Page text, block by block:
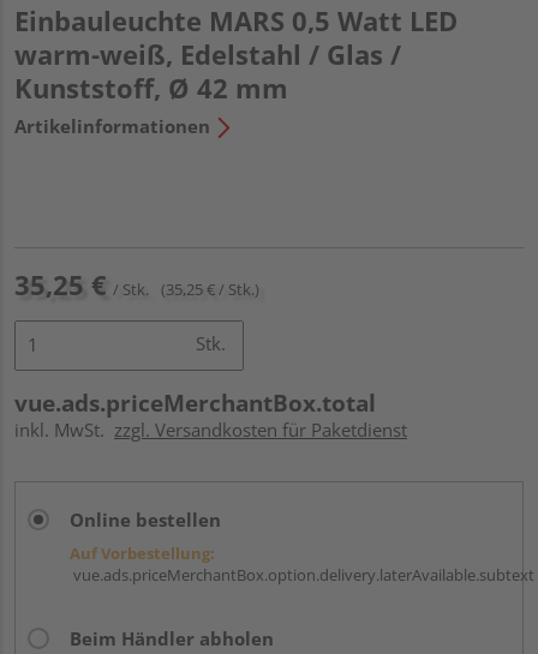
Einbauleuchte MARS 0,5 Watt LED
warm-weiß, Edelstahl / Glas /
Kunststoff, Ø 42 mm
Artikelinformationen
35,25 € / Stk. (35,25 € / Stk.)
Stk.
vue.ads.priceMerchantBox.total
inkl. MwSt. zzgl. Versandkosten für Paketdienst
Online bestellen
Auf Vorbestellung:
vue.ads.priceMerchantBox.option.delivery.laterAvailable.subtext
Beim Händler abholen